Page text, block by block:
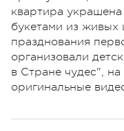
квартира
букетами из живых
празднования
организовали
в Стране чудес",
оригинальные